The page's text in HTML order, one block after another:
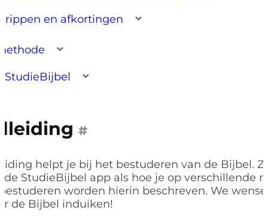
en afkortingen
StudieBijbel
#
helpt je bij het bestuderen van de Bijbel.
StudieBijbel app als hoe je op verschillende
worden hierin beschreven. We
de Bijbel induiken!